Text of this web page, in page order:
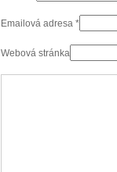
Emailová adresa *
Webová stránka